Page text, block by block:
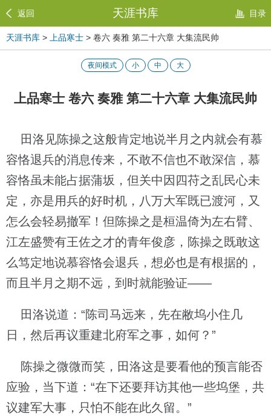
返回 天涯书库 目录
天涯书库 > 上品寒士 > 卷六 奏雅 第二十六章 大集流民帅
夜间模式 小 中 大
上品寒士 卷六 奏雅 第二十六章 大集流民帅
田洛见陈操之这般肯定地说半月之内就会有慕
容恪退兵的消息传来，不敢不信也不敢深信，慕
容恪虽未能占据蒲坂，但关中因四苻之乱民心未
定，亦是用兵的好时机，八万大军既已渡河，又
怎么会轻易撤军！但陈操之是桓温倚为左右臂、
江左盛赞有王佐之才的青年俊彦，陈操之既敢这
么笃定地说慕容恪会退兵，想必也是有根据的，
而且半月之期不远，到时就能验证——
田洛说道：“陈司马远来，先在敝坞小住几
日，然后再议重建北府军之事，如何？”
陈操之微微而笑，田洛这是要看他的预言能否
应验，当下道：“在下还要拜访其他一些坞堡，共
议建军大事，只怕不能在此久留。”